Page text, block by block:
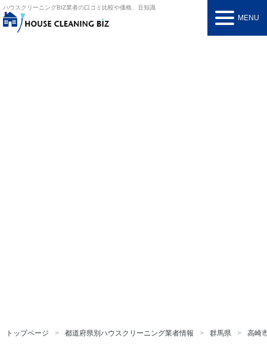
ハウスクリーニングBIZ業者の口コミ比較や価格、豆知識
MENU
トップページ 都道府県別ハウスクリーニング業者情報 群馬県 高崎